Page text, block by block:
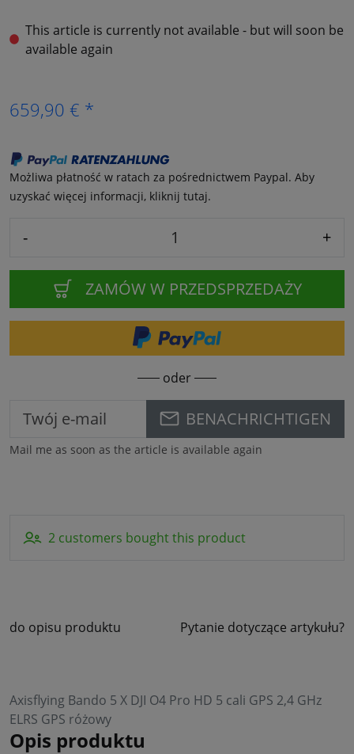
This article is currently not available - but will soon be
available again
659,90 € *
Możliwa płatność w ratach za pośrednictwem Paypal. Aby
uzyskać więcej informacji, kliknij tutaj.
- +
ZAMÓW W PRZEDSPRZEDAŻY
oder
BENACHRICHTIGEN
Mail me as soon as the article is available again
2 customers bought this product
do opisu produktu Pytanie dotyczące artykułu?
Axisflying Bando 5 X DJI O4 Pro HD 5 cali GPS 2,4 GHz
ELRS GPS różowy
Opis produktu